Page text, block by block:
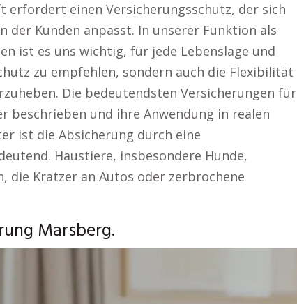
erfordert einen Versicherungsschutz, der sich
der Kunden anpasst. In unserer Funktion als
ist es uns wichtig, für jede Lebenslage und
zu empfehlen, sondern auch die Flexibilität
Die bedeutendsten Versicherungen für
beschrieben und ihre Anwendung in realen
ist die Absicherung durch eine
Haustiere, insbesondere Hunde,
die Kratzer an Autos oder zerbrochene
Marsberg.